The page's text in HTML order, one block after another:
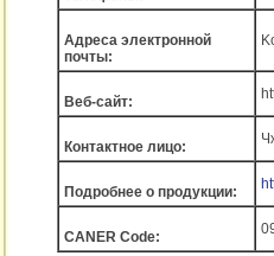
Адреса электронной
почты:
Веб-сайт:
Контактное лицо:
Подробнее о продукции:
CANER Code: